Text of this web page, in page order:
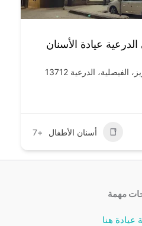
عيادة الأسنان
الدرعية 13712
أسنان الأطفال +7
مهمة
عيادة هنا